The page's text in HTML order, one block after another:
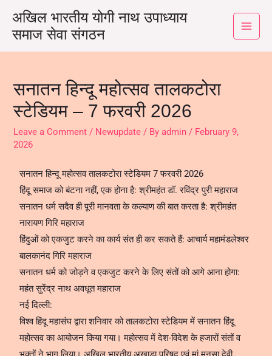
अखिल भारतीय योगी नाथ उपाध्याय
समाज सेवा संगठन
सनातन हिन्दू महोत्सव तालकटोरा
स्टेडियम – 7 फरवरी 2026
Leave a Comment / Newupdate / Byadmin / February 9,
2026
सनातन हिन्दू महोत्सव तालकटोरा स्टेडियम 7 फरवरी 2026
हिंदू समाज को बंटना नहीं, एक होना है: श्रीमहंत डॉ. रविंद्र पुरी महाराज
सनातन धर्म सदैव ही पूरी मानवता के कल्याण की बात करता है: श्रीमहंत
नारायण गिरि महाराज
हिंदुओं को एकजुट करने का कार्य संत ही कर सकते हैं: आचार्य महामंडलेश्वर
बालकानंद गिरि महाराज
सनातन धर्म को जोड़ने व एकजुट करने के लिए संतों को आगे आना होगा:
महंत सुरेंद्र नाथ अवधूत महाराज
नई दिल्ली:
विश्व हिंदू महासंघ द्वारा शनिवार को तालकटोरा स्टेडियम में सनातन हिंदू
महोत्सव का आयोजन किया गया। महोत्सव में देश-विदेश के हजारों संतों व